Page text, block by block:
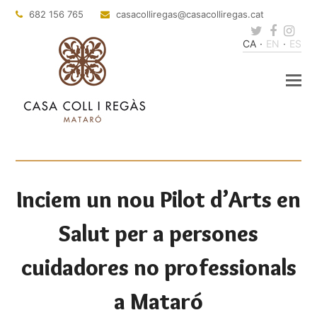
682 156 765 casacolliregas@casacolliregas.cat
Twitter
CA EN ES
Inciem un nou Pilot d’Arts en
Salut per a persones
cuidadores no professionals
a Mataró